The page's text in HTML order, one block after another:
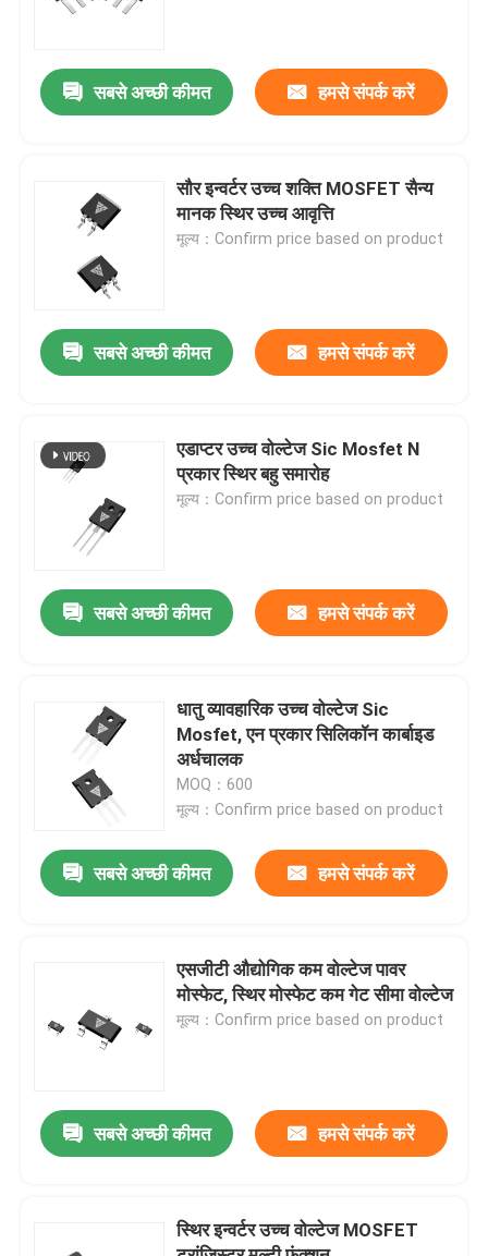
घर
गुणवत्ता नियंत्रण
समाचार
एक उद्धरण का अनुरोध करें
सिलिकॉन कार्बाइड MOSFET
सबसे अच्छी कीमत हमसे संपर्क करें
सौर इन्वर्टर उच्च शक्ति MOSFET सैन्य
मानक स्थिर उच्च आवृत्ति
मूल्य：Confirm price based on product
सबसे अच्छी कीमत हमसे संपर्क करें
एडाप्टर उच्च वोल्टेज Sic Mosfet N
प्रकार स्थिर बहु समारोह
मूल्य：Confirm price based on product
सबसे अच्छी कीमत हमसे संपर्क करें
धातु व्यावहारिक उच्च वोल्टेज Sic
Mosfet, एन प्रकार सिलिकॉन कार्बाइड
अर्धचालक
MOQ：600
मूल्य：Confirm price based on product
सबसे अच्छी कीमत हमसे संपर्क करें
एसजीटी औद्योगिक कम वोल्टेज पावर
मोस्फेट, स्थिर मोस्फेट कम गेट सीमा वोल्टेज
मूल्य：Confirm price based on product
सबसे अच्छी कीमत हमसे संपर्क करें
स्थिर इन्वर्टर उच्च वोल्टेज MOSFET